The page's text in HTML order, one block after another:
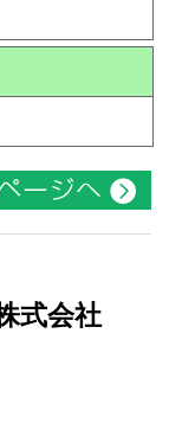
式会社